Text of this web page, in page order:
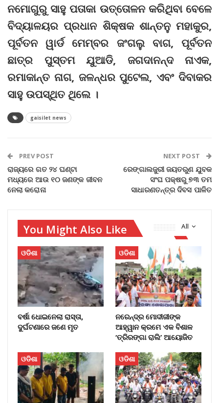
ନମୋଗୁରୁ ସାହୁ ପତାକା ଉତ୍ତୋଳନ କରିଥିବା ବେଳେ
ବିଦ୍ୟାଳୟର ପ୍ରଧାନ ଶିକ୍ଷକ ଶାନ୍ତନୁ ମହାକୁର,
ପୂର୍ବତନ ୱାର୍ଡ ମେମ୍ବର ଜଂଗଲୁ ବାଗ, ପୂର୍ବତନ
ଛାତ୍ର ପୁସ୍ତମ ଯୁଆଡି, ଜଗଦାନନ୍ଦ ନାଏକ,
ରମାକାନ୍ତ ନାଗ, ଜଳନ୍ଧର ପୁଟେଲ, ଏବଂ ଦିବାକର
ସାହୁ ଉପସ୍ଥିତ ଥିଲେ ।
gaisilet news
PREV POST
ରାଜ୍ୟରେ ଗତ ୨୪ ଘଣ୍ଟା
ମଧ୍ୟରେ ଆଉ ୧୦ ଜଣଙ୍କ ଜୀବନ
ନେଲା କରୋନା
NEXT POST
ରେଙ୍ଗାଲଜୁରୀ ଜୟତରୁଣ ଯୁବକ
ସଂଘ ପକ୍ଷରୁ ୭୩ ତମ
ସାଧାରଣତନ୍ତ୍ର ଦିବସ ପାଳିତ
All
You Might Also Like
ଓଡିଶା
ବର୍ଷା ଧୋଇନେଲା ରାସ୍ତା,
ଦୁର୍ଘଟଣାରେ ଜଣେ ମୃତ
ଓଡିଶା
ନରେନ୍ଦ୍ର ମୋଦୀଜୀଙ୍କ
ଆହ୍ୱାନ କ୍ରମେ ଏକ ବିଶାଳ
‘ତ୍ରିରଙ୍ଗା ରାଲି’ ଆୟୋଜିତ
ଓଡିଶା ଓଡିଶା